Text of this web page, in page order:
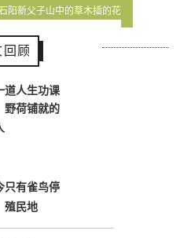
阳新父子山中的草木插的花
回顾
道人生功课
野荷铺就的
只有雀鸟停
殖民地